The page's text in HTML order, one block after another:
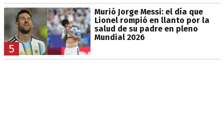
5
Murió Jorge Messi: el día que
Lionel rompió en llanto por la
salud de su padre en pleno
Mundial 2026